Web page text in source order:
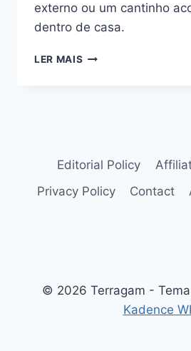
externo ou um cantinho
dentro de casa.
LER MAIS FLORES
Editorial Policy
Privacy Policy
Contact
© 2026 Terragam -
Kadence